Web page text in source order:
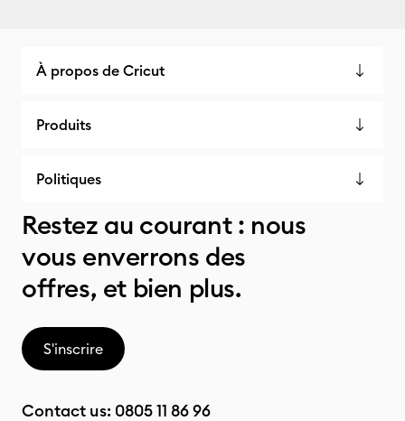
À propos de Cricut
Produits
Politiques
Restez au courant : nous
vous enverrons des
offres, et bien plus.
S'inscrire
Contact us: 0805 11 86 96